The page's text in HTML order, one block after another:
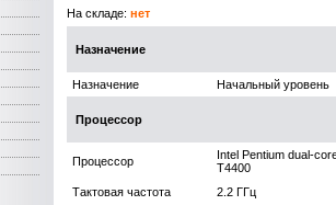
На складе: нет
Назначение
Назначение Начальный уровень
Процессор
Процессор
Intel Pentium dual-
T4400
Тактовая частота
2.2 ГГц